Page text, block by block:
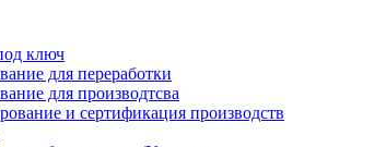
ключ
для переработки
для производтсва
и сертификация производств